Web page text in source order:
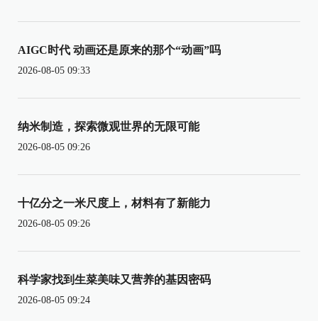
AIGC时代 动画还是原来的那个“动画”吗
2026-08-05 09:33
纳米制造，探索微观世界的无限可能
2026-08-05 09:26
十亿分之一米尺度上，材料有了新能力
2026-08-05 09:26
科学家找到生菜美味又营养的基因密码
2026-08-05 09:24